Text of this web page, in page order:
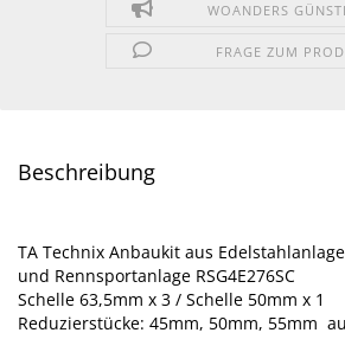
WOANDERS
FRAGE ZUM
Beschreibung
TA Technix Anbaukit aus Edelstahlanlage
und Rennsportanlage RSG4E276SC
Schelle 63,5mm x 3 / Schelle 50mm x 1
Reduzierstücke: 45mm, 50mm, 55mm